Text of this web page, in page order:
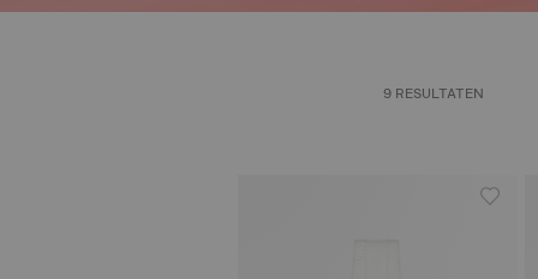
9 RESULTATEN